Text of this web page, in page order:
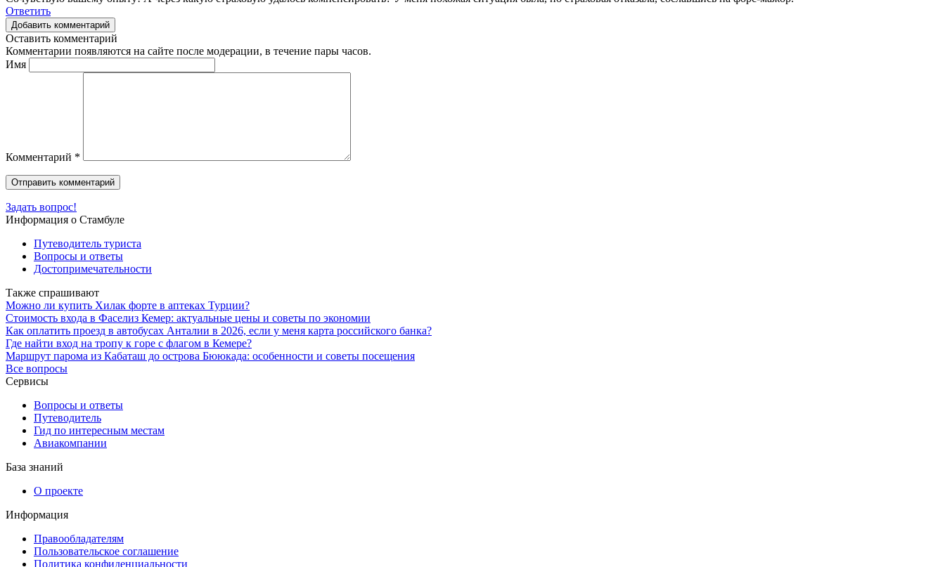
Ответить
Добавить комментарий
Оставить комментарий
Комментарии появляются на сайте после модерации, в течение пары часов.
Имя
Комментарий *
Задать вопрос!
Информация о Стамбуле
Путеводитель туриста
Вопросы и ответы
Достопримечательности
Также спрашивают
Можно ли купить Хилак форте в аптеках Турции?
Стоимость входа в Фаселиз Кемер: актуальные цены и советы по экономии
Как оплатить проезд в автобусах Анталии в 2026, если у меня карта российского банка?
Где найти вход на тропу к горе с флагом в Кемере?
Маршрут парома из Кабаташ до острова Бююкада: особенности и советы посещения
Все вопросы
Сервисы
Вопросы и ответы
Путеводитель
Гид по интересным местам
Авиакомпании
База знаний
О проекте
Информация
Правообладателям
Пользовательское соглашение
Политика конфиденциальности